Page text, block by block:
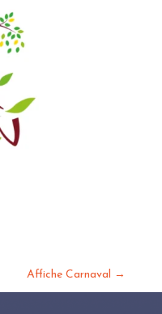
Affiche Carnaval →